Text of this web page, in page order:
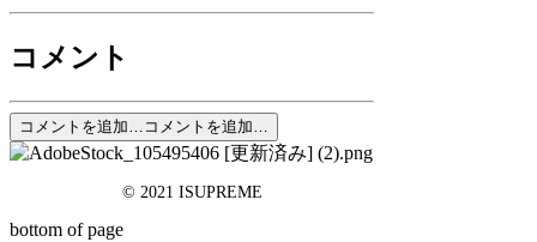
コメント
コメントを追加… コメントを追加…
© 2021 ISUPREME
bottom of page